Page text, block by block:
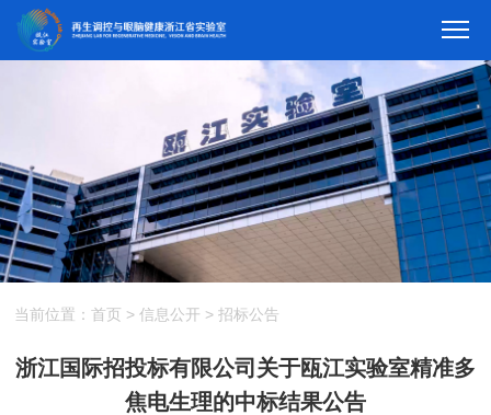
当前位置： 首页 > 信息公开 > 招标公告
浙江国际招投标有限公司关于瓯江实验室精准多
焦电生理的中标结果公告